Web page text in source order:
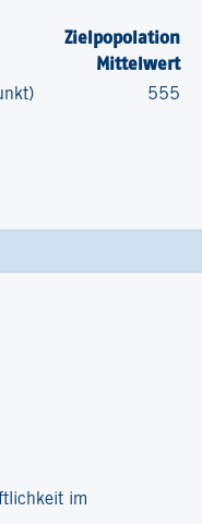
Zielpopolation
Mittelwert
555
im